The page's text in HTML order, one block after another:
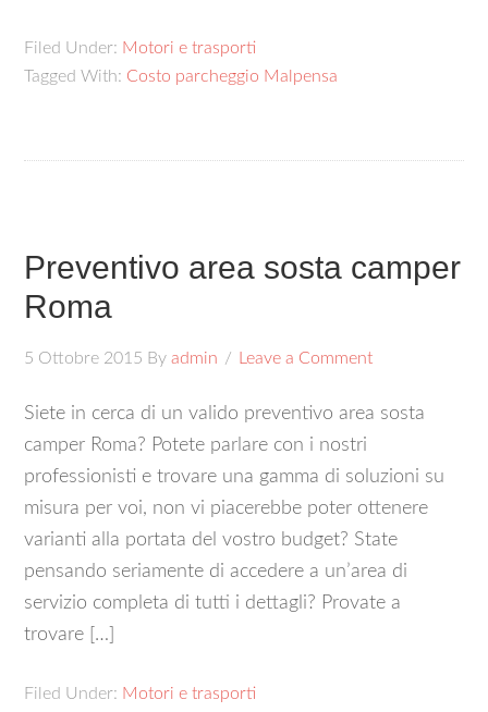
Filed Under: Motori e trasporti
Tagged With: Costo parcheggio Malpensa
Preventivo area sosta camper
Roma
5 Ottobre 2015 Byadmin Leave a Comment
Siete in cerca di un valido preventivo area sosta
camper Roma? Potete parlare con i nostri
professionisti e trovare una gamma di soluzioni su
misura per voi, non vi piacerebbe poter ottenere
varianti alla portata del vostro budget? State
pensando seriamente di accedere a un’area di
servizio completa di tutti i dettagli? Provate a
trovare […]
Filed Under: Motori e trasporti